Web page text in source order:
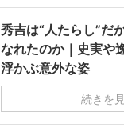
秀吉は“人たらし”だ
なれたのか｜史実や
浮かぶ意外な姿
続きを